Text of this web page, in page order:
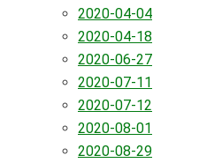
2020-04-04
2020-04-18
2020-06-27
2020-07-11
2020-07-12
2020-08-01
2020-08-29